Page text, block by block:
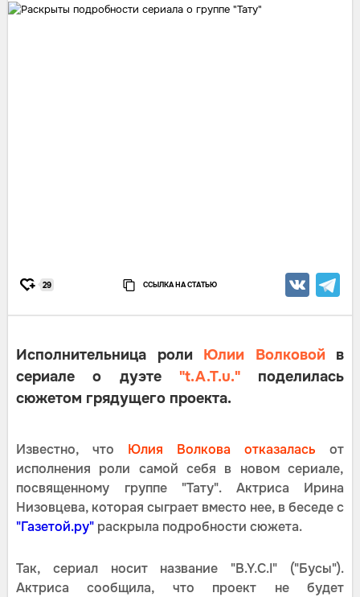
29 ССЫЛКА НА СТАТЬЮ
Исполнительница роли Юлии Волковой в
сериале о дуэте "t.A.T.u."поделилась
сюжетом грядущего проекта.
Известно, что Юлия Волкова отказалась от
исполнения роли самой себя в новом сериале,
посвященному группе "Тату". Актриса Ирина
Низовцева, которая сыграет вместо нее, в беседе с
"Газетой.ру" раскрыла подробности сюжета.
Так, сериал носит название "B.Y.C.I" ("Бусы").
Актриса сообщила, что проект не будет